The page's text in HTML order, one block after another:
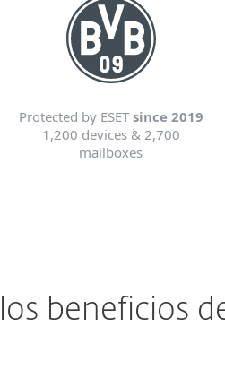
Protected by ESET since 2019
1,200 devices & 2,700
mailboxes
beneficios